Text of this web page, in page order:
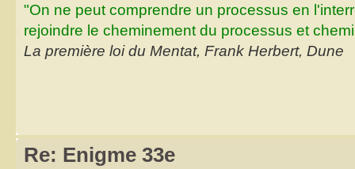
"On ne peut comprendre un processus en
rejoindre le cheminement du processus et
La première loi du Mentat, Frank Herbert, Dune
Re: Enigme 33e